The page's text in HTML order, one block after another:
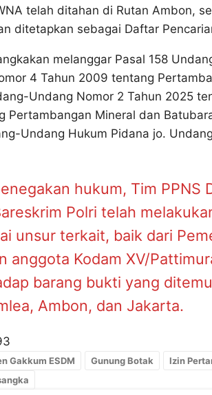
telah ditahan di Rutan Ambon,
ditetapkan sebagai Daftar
melanggar Pasal 158
4 Tahun 2009 tentang
Undang Nomor 2 Tahun 2025
Pertambangan Mineral dan
Undang Hukum Pidana jo.
hukum, Tim PPNS
Polri telah
unsur terkait, baik dari
anggota Kodam XV/
barang bukti yang
Ambon, dan Jakarta.
Gakkum ESDM Gunung Botak Izin